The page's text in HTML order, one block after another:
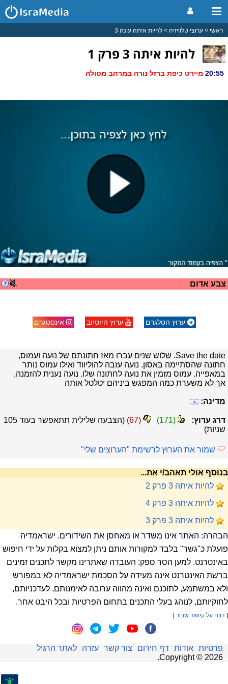
ראשי ערוצי טלוויזיה להיות איתה עונה 3
להיות איתה 3 פרק 1
צבע אדום
ערוץ הטלגרם ערוץ היוטיוב אינסטגרם
Save the date. שלוש שנים עברו מאז חתונתם של נועה ועמוס,
חתונה שהסתיימה באסון. נועה עזבה להוליווד ואילו עמוס נותר
במאפייה. עמוס מזמין את נועה לחתונה שלו. נועה נענית להזמנה,
אך לא משערת כמה המפגש ביניהם יטלטל אותה
מדינה:
דרג ערוץ: (
171
)
(
67
) (הצבעה שלילית תתאפשר בעוד 105
שניות)
שמור את הערוץ לרשימת "הערוצים שלי"
בנוסף אולי תאהב/י את...
להיות איתה 3 פרק 2
להיות איתה 3 פרק 4
להיות איתה 3 פרק 3
הבהרה: האתר אינו משדר או מאחסן את השידורים. ישראמדיה
פועלת כ"גשר" בלבד למקורות אותם ניתן למצוא בקלות על ידי חיפוש
באינטרנט. למען הסר ספק: העובדה שאתרינו מקשר לתכנים זמינים
ברשת האינטרנט אינה מעידה על הסכמת ישראמדיה לא במפורש
ולא במשתמע, לתוכנם ואינה מהווה ערובה לאימנותם, לעדכניותם,
לחוקיותם, לנוהג בעלי התכנים בתחום הפרטיות ובכל היבט אחר.
[ דווח על קישור שבור]
פרטיות אודות דף חירום צור קשר עזרה
לאתר הרגיל
Copyright © 2026
.